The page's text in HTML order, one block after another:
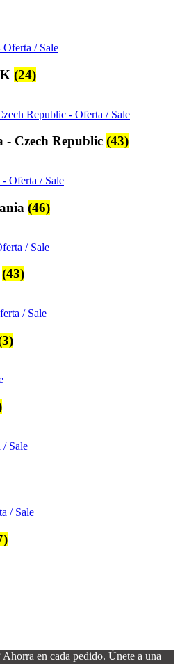
(24)
- Czech Republic (43)
(46)
(43)
Ahorra en cada pedido. Únete a una